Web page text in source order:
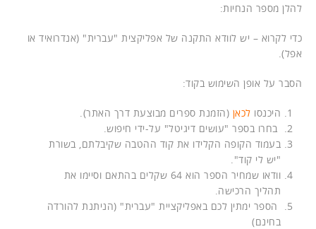
להלן מספר הנחיות:
כדי לקרוא – יש לוודא התקנה של אפליקצית "עברית" (אנדרואיד או
אפל).
הסבר על אופן השימוש בקוד:
היכנסו לכאן (הזמנת ספרים מבוצעת דרך האתר).
בחרו בספר "עושים דיגיטל" על-ידי חיפוש.
בעמוד הקופה הקלידו את קוד ההטבה שקיבלתם, בשורת
"יש לי קוד".
וודאו שמחיר הספר הוא 64 שקלים בהתאם וסיימו את
תהליך הרכישה.
הספר ימתין לכם באפליקציית "עברית" (הניתנת להורדה
בחינם)